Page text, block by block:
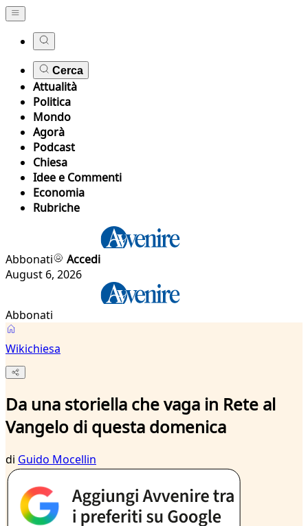
Cerca
Attualità
Politica
Mondo
Agorà
Podcast
Chiesa
Idee e Commenti
Economia
Rubriche
Abbonati
Accedi
August 6, 2026
Abbonati
Wikichiesa
Da una storiella che vaga in Rete al
Vangelo di questa domenica
di Guido Mocellin